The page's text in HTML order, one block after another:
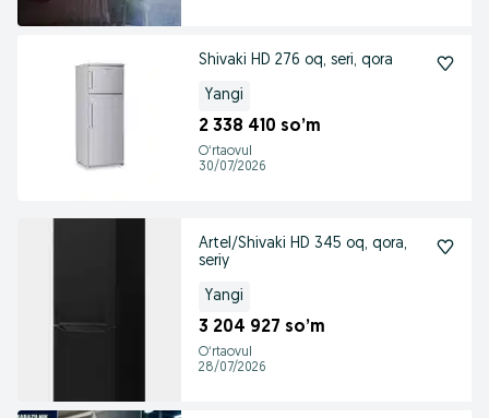
Shivaki HD 276 oq, seri, qora
Yangi
2 338 410 so’m
Oʻrtaovul
30/07/2026
Artel/Shivaki HD 345 oq, qora,
seriy
Yangi
3 204 927 so’m
Oʻrtaovul
28/07/2026